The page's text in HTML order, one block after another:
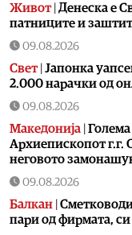
Живот| Денеска е
патниците и
09.08.2026
Свет| Јапонка
2.000 нарачки од
09.08.2026
Македонија
Архиепископот г.г.
неговото
09.08.2026
Балкан
пари од фирмата,